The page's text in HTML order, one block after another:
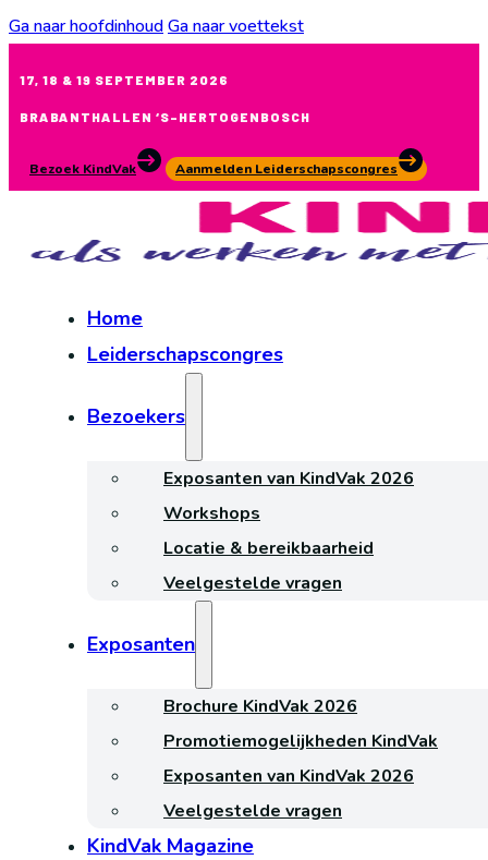
Ga naar hoofdinhoudGa naar voettekst
17, 18 & 19 SEPTEMBER 2026
BRABANTHALLEN ‘S-HERTOGENBOSCH
Bezoek KindVak Aanmelden Leiderschapscongres
Home
Leiderschapscongres
Bezoekers
Exposanten van KindVak 2026
Workshops
Locatie & bereikbaarheid
Veelgestelde vragen
Exposanten
Brochure KindVak 2026
Promotiemogelijkheden KindVak
Exposanten van KindVak 2026
Veelgestelde vragen
KindVak Magazine